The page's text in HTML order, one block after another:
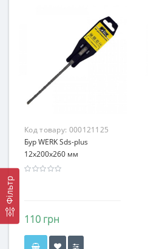
Фільтр
Код товару: 000121125
Бур WERK Sds-plus
12х200x260 мм
110 грн